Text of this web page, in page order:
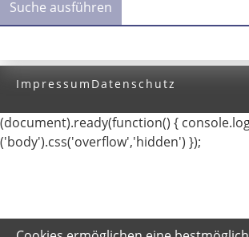
Impressum Datenschutz
(document).ready(function() {
('body').css('overflow','hidden') });